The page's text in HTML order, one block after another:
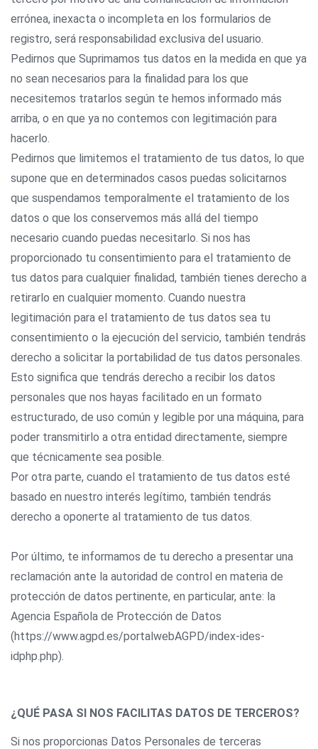
errónea, inexacta o incompleta en los formularios de
registro, será responsabilidad exclusiva del usuario.
Pedirnos que Suprimamos tus datos en la medida en que ya
no sean necesarios para la finalidad para los que
necesitemos tratarlos según te hemos informado más
arriba, o en que ya no contemos con legitimación para
hacerlo.
Pedirnos que limitemos el tratamiento de tus datos, lo que
supone que en determinados casos puedas solicitarnos
que suspendamos temporalmente el tratamiento de los
datos o que los conservemos más allá del tiempo
necesario cuando puedas necesitarlo. Si nos has
proporcionado tu consentimiento para el tratamiento de
tus datos para cualquier finalidad, también tienes derecho a
retirarlo en cualquier momento. Cuando nuestra
legitimación para el tratamiento de tus datos sea tu
consentimiento o la ejecución del servicio, también tendrás
derecho a solicitar la portabilidad de tus datos personales.
Esto significa que tendrás derecho a recibir los datos
personales que nos hayas facilitado en un formato
estructurado, de uso común y legible por una máquina, para
poder transmitirlo a otra entidad directamente, siempre
que técnicamente sea posible.
Por otra parte, cuando el tratamiento de tus datos esté
basado en nuestro interés legítimo, también tendrás
derecho a oponerte al tratamiento de tus datos.
Por último, te informamos de tu derecho a presentar una
reclamación ante la autoridad de control en materia de
protección de datos pertinente, en particular, ante: la
Agencia Española de Protección de Datos
(https://www.agpd.es/portalwebAGPD/index-ides-
idphp.php).
¿QUÉ PASA SI NOS FACILITAS DATOS DE TERCEROS?
Si nos proporcionas Datos Personales de terceras